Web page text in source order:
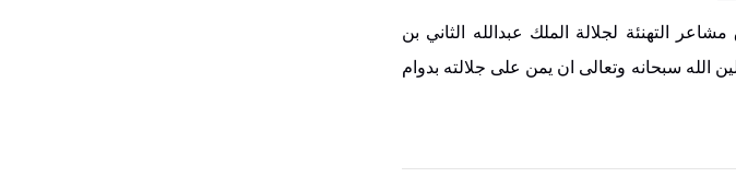
التهنئة لجلالة الملك عبدالله الثاني بن
الله سبحانه وتعالى ان يمن على جلالته بدوام